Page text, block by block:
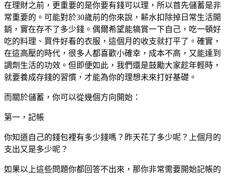
在理財之前，更重要的是你要有錢可以理，所以首先儲蓄是非
常重要的。可能對於30歲前的你來說，薪水扣除掉日常生活開
銷，實在存不了多少錢。偶爾希望能犒賞一下自己，吃一頓好
吃的料理、買件好看的衣服，這個月的收支就打平了。確實，
在這高壓的時代，很多人都喜歡小確幸，成本不高，又能達到
調劑生活的功效。但即便如此，我們還是鼓勵大家趁年輕時，
就要養成存錢的習慣，才能為你的理想未來打好基礎。
而關於儲蓄，你可以從幾個方向開始：
第一，記帳
你知道自己的錢包裡有多少錢嗎？昨天花了多少呢？上個月的
支出又是多少呢？
如果以上這些問題你都回答不出來，那你非常需要開始記帳的